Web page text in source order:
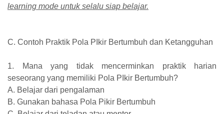
learning mode untuk selalu siap belajar.
C. Contoh Praktik Pola PIkir Bertumbuh dan Ketangguhan
1. Mana yang tidak mencerminkan praktik harian
seseorang yang memiliki Pola PIkir Bertumbuh?
A. Belajar dari pengalaman
B. Gunakan bahasa Pola Pikir Bertumbuh